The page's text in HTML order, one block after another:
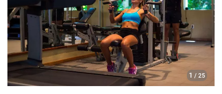
1 / 25